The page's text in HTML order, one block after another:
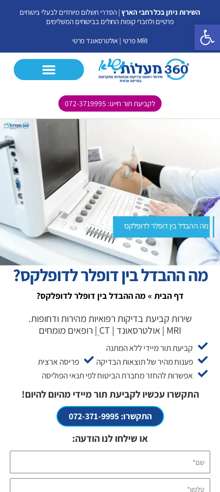
השירות ניתן בכל רחבי הארץ| הסדרי תשלום מיוחדים לבעלי ביטוחים
פרטיים ולחברי קופות החולים בביטוחים המשלימים
MRI פרטי | אולטרסאונד פרטי
לקביעת תור חייגו: 072-3719995
מה ההבדל בין דופלר לדופלקס?
דף הבית » מה ההבדל בין דופלר לדופלקס?
שירות קביעת בדיקות רפואיות מהירות ודחופות.
MRI | אולטרסאונד | CT ֻ| רופאים מומחים
קביעת תור מיידי ללא המתנה
פענוח מהיר של תוצאות הבדיקה
פריסה ארצית
אפשרות להחזר מחברת הביטוח לפי תנאי הפוליסה
התקשרו עכשיו לקביעת תור מיידי מהיום להיום!
התקשרו: 072-371-9995
או שילחו לנו הודעה:
טלפון*
פתח סרגל נגישות